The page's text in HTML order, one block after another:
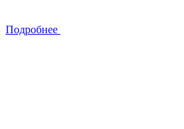
Подробнее